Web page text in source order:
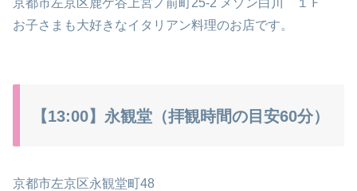
京都市左京区鹿ケ谷上宮ノ前町25-2 メゾン白川 １Ｆ
お子さまも大好きなイタリアン料理のお店です。
【13:00】永観堂（拝観時間の目安60分）
京都市左京区永観堂町48